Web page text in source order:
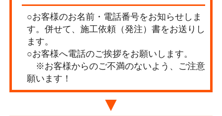
○お客様のお名前・電話番号をお知らせしま
す。併せて、施工依頼（発注）書をお送りし
ます。
○お客様へ電話のご挨拶をお願いします。
※お客様からのご不満のないよう、ご注意
願います！
▼